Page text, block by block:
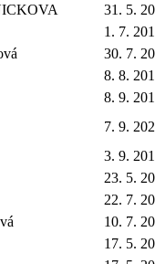
31. 5.
1. 7.
30. 7.
8. 8.
8. 9.
7. 9.
3. 9.
23. 5.
22. 7.
10. 7.
17. 5.